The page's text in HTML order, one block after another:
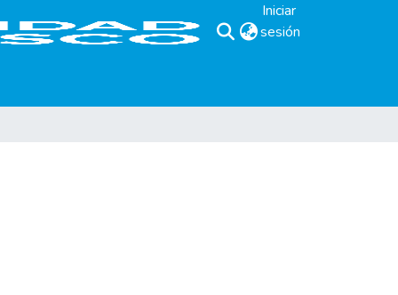
Iniciar
sesión